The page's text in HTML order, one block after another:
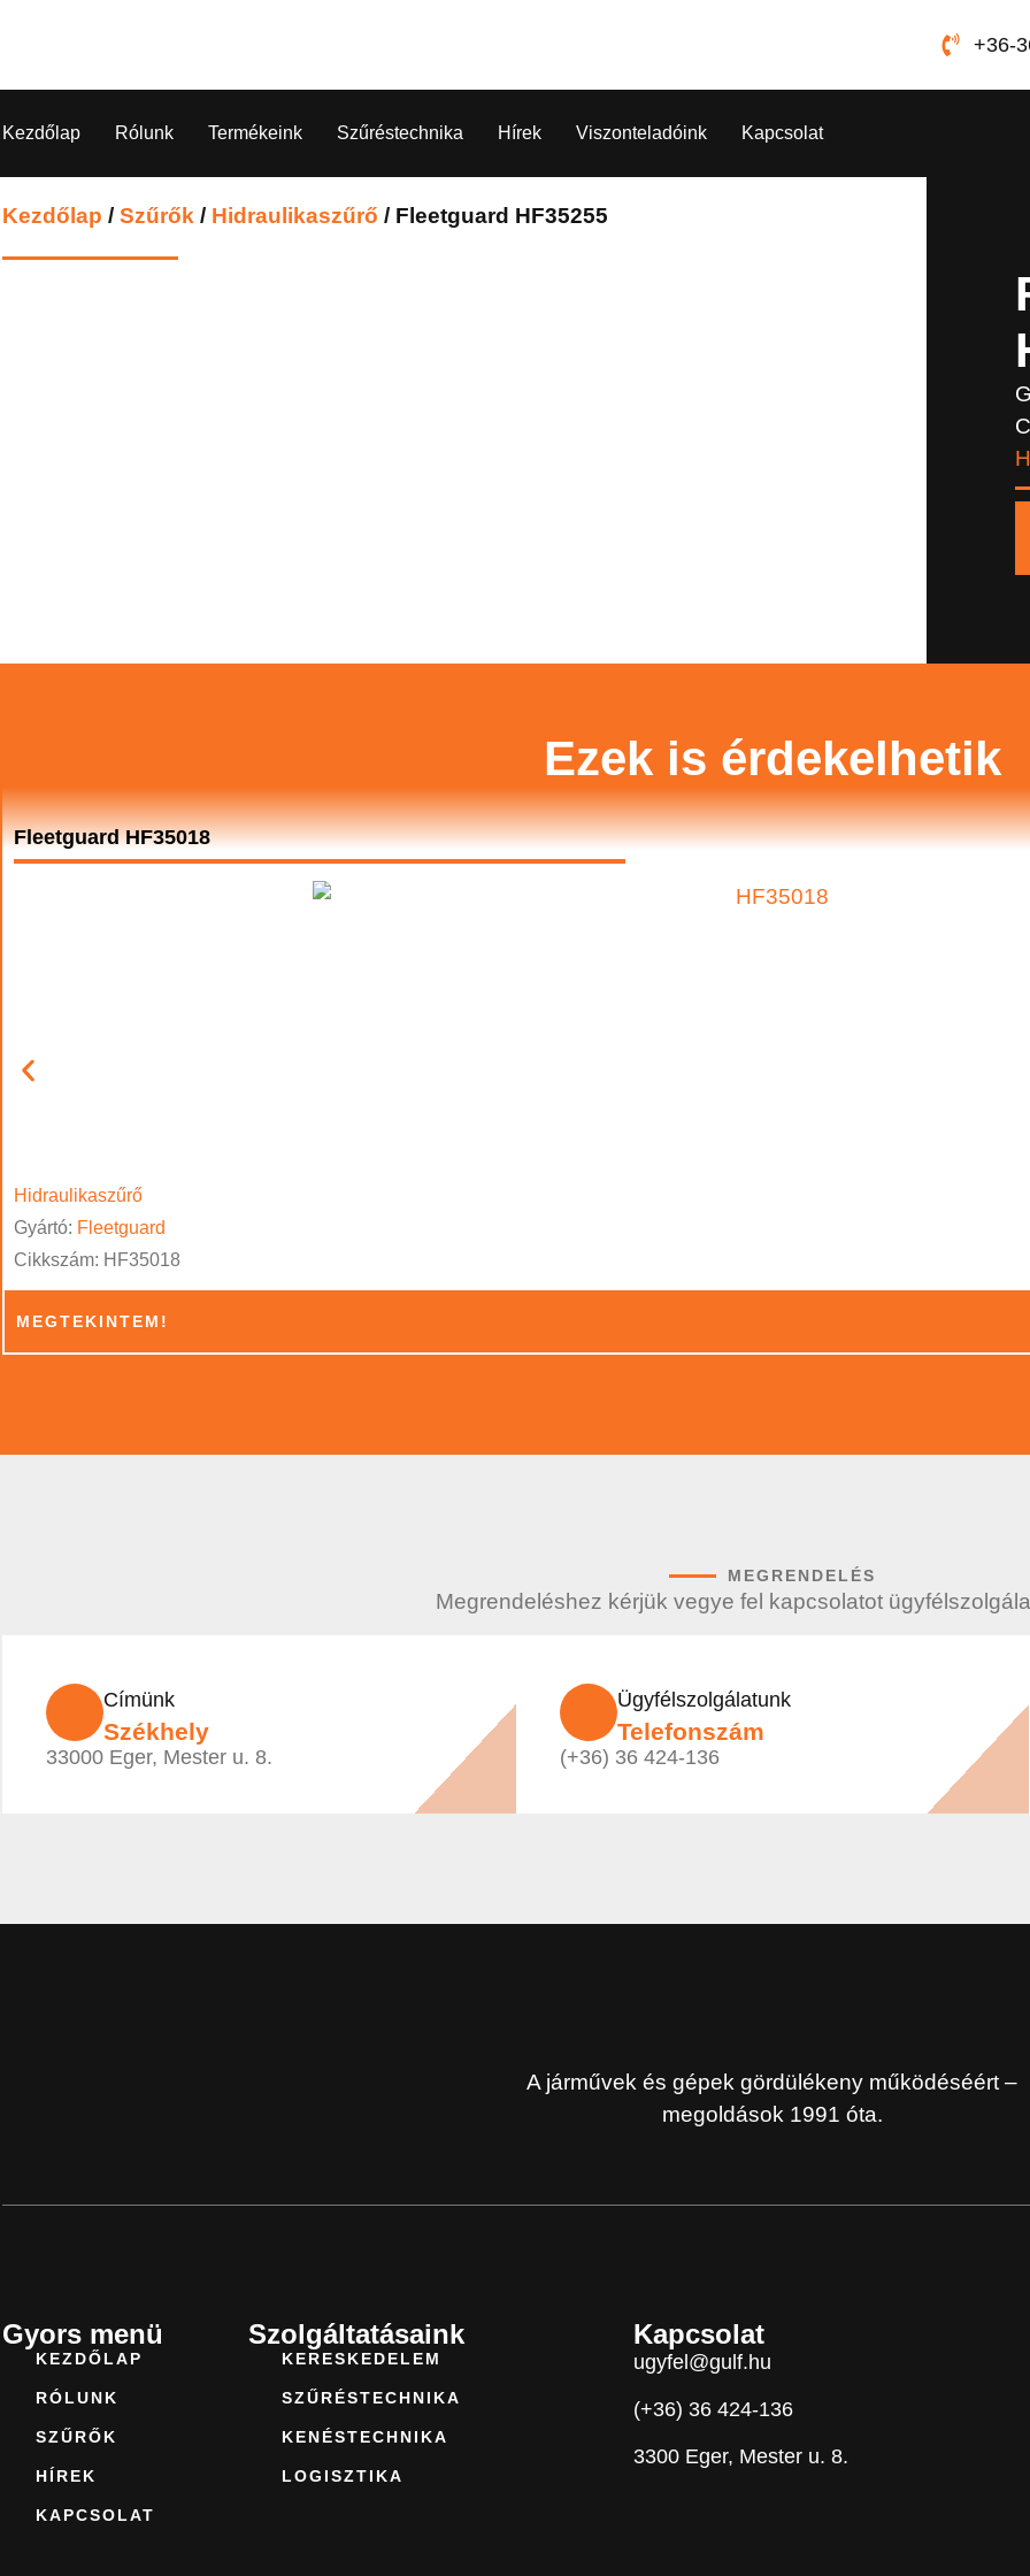
+36-
Kezdőlap Rólunk Termékeink Szűréstechnika Hírek Viszonteladóink Kapcsolat
Kezdőlap / Szűrők / Hidraulikaszűrő / Fleetguard HF35255
Ezek is érdekelhetik
Fleetguard HF35018
Hidraulikaszűrő
Gyártó: Fleetguard
Cikkszám: HF35018
MEGTEKINTEM!
MEGRENDELÉS
Megrendeléshez kérjük vegye fel kapcsolatot
Címünk
Székhely
33000 Eger, Mester u. 8.
Ügyfélszolgálatunk
Telefonszám
(+36) 36 424-136
A járművek és gépek gördülékeny működéséért –
megoldások 1991 óta.
Gyors menü
KEZDŐLAP
RÓLUNK
SZŰRŐK
HÍREK
KAPCSOLAT
Szolgáltatásaink
KERESKEDELEM
SZŰRÉSTECHNIKA
KENÉSTECHNIKA
LOGISZTIKA
Kapcsolat
ugyfel@gulf.hu
(+36) 36 424-136
3300 Eger, Mester u. 8.